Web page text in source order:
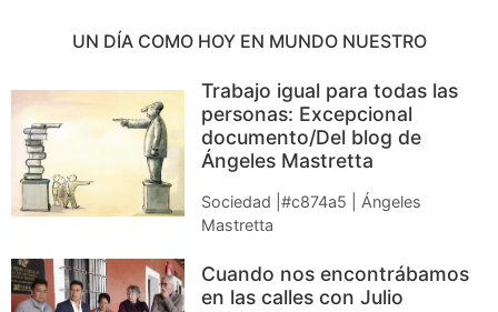
UN DÍA COMO HOY EN MUNDO NUESTRO
Trabajo igual para todas las
personas: Excepcional
documento/Del blog de
Ángeles Mastretta
Sociedad |#c874a5 | Ángeles
Mastretta
Cuando nos encontrábamos
en las calles con Julio